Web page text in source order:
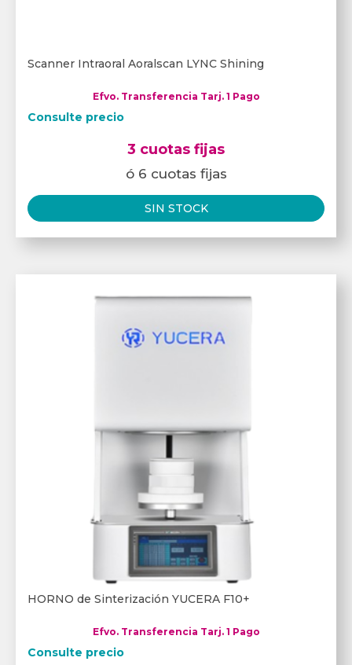
Scanner Intraoral Aoralscan LYNC Shining
Efvo. Transferencia Tarj. 1 Pago
Consulte precio
3 cuotas fijas
ó 6 cuotas fijas
SIN STOCK
HORNO de Sinterización YUCERA F10+
Efvo. Transferencia Tarj. 1 Pago
Consulte precio